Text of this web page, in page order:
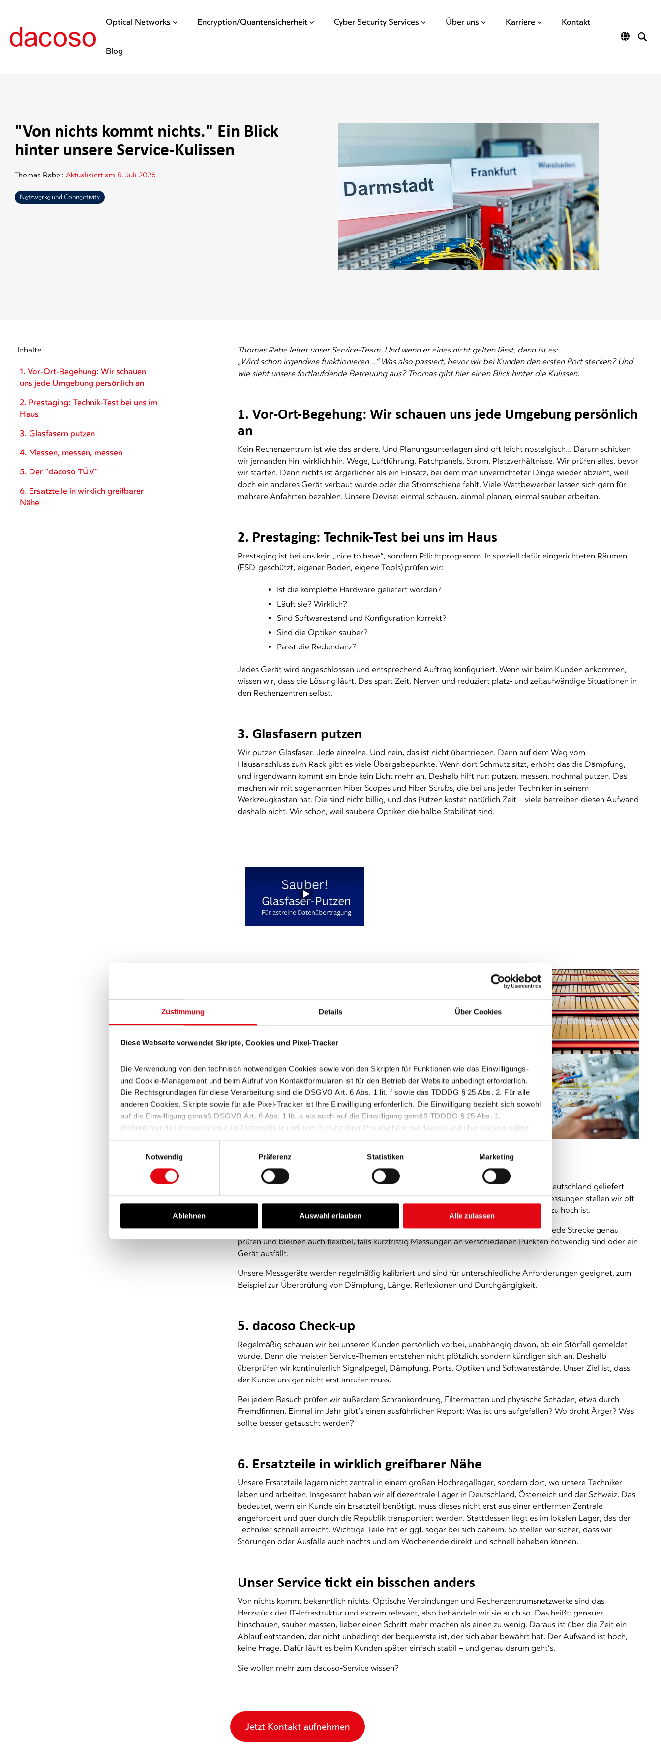
Zustimmung Details Über Cookies
Diese Webseite verwendet Skripte, Cookies und Pixel-Tracker
Die Verwendung von den technisch notwendigen Cookies sowie von den Skripten für Funktionen wie das Einwilligungs-
und Cookie-Management und beim Aufruf von Kontaktformularen ist für den Betrieb der Website unbedingt erforderlich.
Die Rechtsgrundlagen für diese Verarbeitung sind die DSGVO Art. 6 Abs. 1 lit. f sowie das TDDDG § 25 Abs. 2. Für alle
anderen Cookies, Skripte sowie für alle Pixel-Tracker ist Ihre Einwilligung erforderlich. Die Einwilligung bezieht sich sowohl
auf die Einwilligung gemäß DSGVO Art. 6 Abs. 1 lit. a als auch auf die Einwilligung gemäß TDDDG § 25 Abs. 1.
Weiterführende Informationen zum Datenschutz und zum Schutz Ihrer Privatsphäre bei dacoso und über dacoso selbst
finden Sie in unsererDatenschutzerklärungund in unseremImpressum.
Notwendig
Präferenz Statistiken Marketing
Ablehnen Auswahl erlauben Alle zulassen
Optical Networks Encryption/Quantensicherheit Cyber Security Services Über uns Karriere Kontakt
Blog
"Von nichts kommt nichts." Ein Blick
hinter unsere Service-Kulissen
Thomas Rabe : Aktualisiert am 8. Juli 2026
Netzwerke und Connectivity
Inhalte
1. Vor-Ort-Begehung: Wir schauen
uns jede Umgebung persönlich an
2. Prestaging: Technik-Test bei uns im
Haus
3. Glasfasern putzen
4. Messen, messen, messen
5. Der "dacoso TÜV"
6. Ersatzteile in wirklich greifbarer
Nähe
Thomas Rabe leitet unser Service-Team. Und wenn er eines nicht gelten lässt, dann ist es:
„Wird schon irgendwie funktionieren…“ Was also passiert, bevor wir bei Kunden den ersten Port stecken? Und
wie sieht unsere fortlaufdende Betreuung aus? Thomas gibt hier einen Blick hinter die Kulissen.
1. Vor-Ort-Begehung: Wir schauen uns jede Umgebung persönlich
an
Kein Rechenzentrum ist wie das andere. Und Planungsunterlagen sind oft leicht nostalgisch... Darum schicken
wir jemanden hin, wirklich hin. Wege, Luftführung, Patchpanels, Strom, Platzverhältnisse. Wir prüfen alles, bevor
wir starten. Denn nichts ist ärgerlicher als ein Einsatz, bei dem man unverrichteter Dinge wieder abzieht, weil
doch ein anderes Gerät verbaut wurde oder die Stromschiene fehlt. Viele Wettbewerber lassen sich gern für
mehrere Anfahrten bezahlen. Unsere Devise: einmal schauen, einmal planen, einmal sauber arbeiten.
2. Prestaging: Technik-Test bei uns im Haus
Prestaging ist bei uns kein „nice to have“, sondern Pflichtprogramm. In speziell dafür eingerichteten Räumen
(ESD-geschützt, eigener Boden, eigene Tools) prüfen wir:
Ist die komplette Hardware geliefert worden?
Läuft sie? Wirklich?
Sind Softwarestand und Konfiguration korrekt?
Sind die Optiken sauber?
Passt die Redundanz?
Jedes Gerät wird angeschlossen und entsprechend Auftrag konfiguriert. Wenn wir beim Kunden ankommen,
wissen wir, dass die Lösung läuft. Das spart Zeit, Nerven und reduziert platz- und zeitaufwändige Situationen in
den Rechenzentren selbst.
3. Glasfasern putzen
Wir putzen Glasfaser. Jede einzelne. Und nein, das ist nicht übertrieben. Denn auf dem Weg vom
Hausanschluss zum Rack gibt es viele Übergabepunkte. Wenn dort Schmutz sitzt, erhöht das die Dämpfung,
und irgendwann kommt am Ende kein Licht mehr an. Deshalb hilft nur: putzen, messen, nochmal putzen. Das
machen wir mit sogenannten Fiber Scopes und Fiber Scrubs, die bei uns jeder Techniker in seinem
Werkzeugkasten hat. Die sind nicht billig, und das Putzen kostet natürlich Zeit – viele betreiben diesen Aufwand
deshalb nicht. Wir schon, weil saubere Optiken die halbe Stabilität sind.
Ausreichend Messgeräte Fiber Scrubbing Dezentrale Ersatzteil-Lager
Performance messen
4. Messen, messen, messen
Messungen sind sehr wichtig, weil Glasfasern oft von unterschiedlichen Lieferanten in Deutschland geliefert
werden – mit qualitativen Unterschieden und teils abweichender Länge. Bei unseren Messungen stellen wir oft
fest, dass die Verbindung nicht durchgängig von A nach B besteht oder die Dämpfung zu hoch ist.
Deshalb statten wir jedes Service-Team mit mehreren Messgeräten aus. So können wir jede Strecke genau
prüfen und bleiben auch flexibel, falls kurzfristig Messungen an verschiedenen Punkten notwendig sind oder ein
Gerät ausfällt.
Unsere Messgeräte werden regelmäßig kalibriert und sind für unterschiedliche Anforderungen geeignet, zum
Beispiel zur Überprüfung von Dämpfung, Länge, Reflexionen und Durchgängigkeit.
5. dacoso Check-up
Regelmäßig schauen wir bei unseren Kunden persönlich vorbei, unabhängig davon, ob ein Störfall gemeldet
wurde. Denn die meisten Service-Themen entstehen nicht plötzlich, sondern kündigen sich an. Deshalb
überprüfen wir kontinuierlich Signalpegel, Dämpfung, Ports, Optiken und Softwarestände. Unser Ziel ist, dass
der Kunde uns gar nicht erst anrufen muss.
Bei jedem Besuch prüfen wir außerdem Schrankordnung, Filtermatten und physische Schäden, etwa durch
Fremdfirmen. Einmal im Jahr gibt’s einen ausführlichen Report: Was ist uns aufgefallen? Wo droht Ärger? Was
sollte besser getauscht werden?
6. Ersatzteile in wirklich greifbarer Nähe
Unsere Ersatzteile lagern nicht zentral in einem großen Hochregallager, sondern dort, wo unsere Techniker
leben und arbeiten. Insgesamt haben wir elf dezentrale Lager in Deutschland, Österreich und der Schweiz. Das
bedeutet, wenn ein Kunde ein Ersatzteil benötigt, muss dieses nicht erst aus einer entfernten Zentrale
angefordert und quer durch die Republik transportiert werden. Stattdessen liegt es im lokalen Lager, das der
Techniker schnell erreicht. Wichtige Teile hat er ggf. sogar bei sich daheim. So stellen wir sicher, dass wir
Störungen oder Ausfälle auch nachts und am Wochenende direkt und schnell beheben können.
Unser Service tickt ein bisschen anders
Von nichts kommt bekanntlich nichts. Optische Verbindungen und Rechenzentrumsnetzwerke sind das
Herzstück der IT-Infrastruktur und extrem relevant, also behandeln wir sie auch so. Das heißt: genauer
hinschauen, sauber messen, lieber einen Schritt mehr machen als einen zu wenig. Daraus ist über die Zeit ein
Ablauf entstanden, der nicht unbedingt der bequemste ist, der sich aber bewährt hat. Der Aufwand ist hoch,
keine Frage. Dafür läuft es beim Kunden später einfach stabil – und genau darum geht’s.
Sie wollen mehr zum dacoso-Service wissen?
Jetzt Kontakt aufnehmen